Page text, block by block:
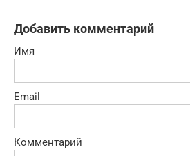
Добавить комментарий
Имя
Email
Комментарий